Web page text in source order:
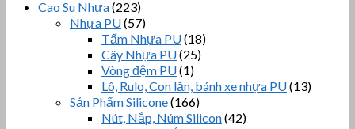
Cao Su Nhựa(223)
Nhựa PU(57)
Tấm Nhựa PU(18)
Cây Nhựa PU(25)
Vòng đệm PU(1)
Lô, Rulo, Con lăn, bánh xe nhựa PU(13)
Sản Phẩm Silicone(166)
Nút, Nắp, Núm Silicon(42)